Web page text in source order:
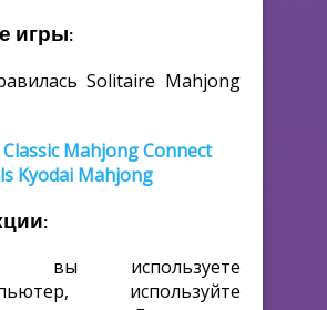
игры:
Solitaire Mahjong
Mahjong Connect
Kyodai Mahjong
вы используете
используйте